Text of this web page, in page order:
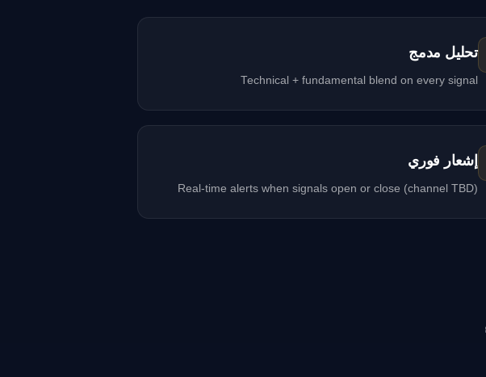
تحليل مدمج
Technical + fundamental blend on every signal
إشعار فوري
Real-time alerts when signals open or close (channel TBD)